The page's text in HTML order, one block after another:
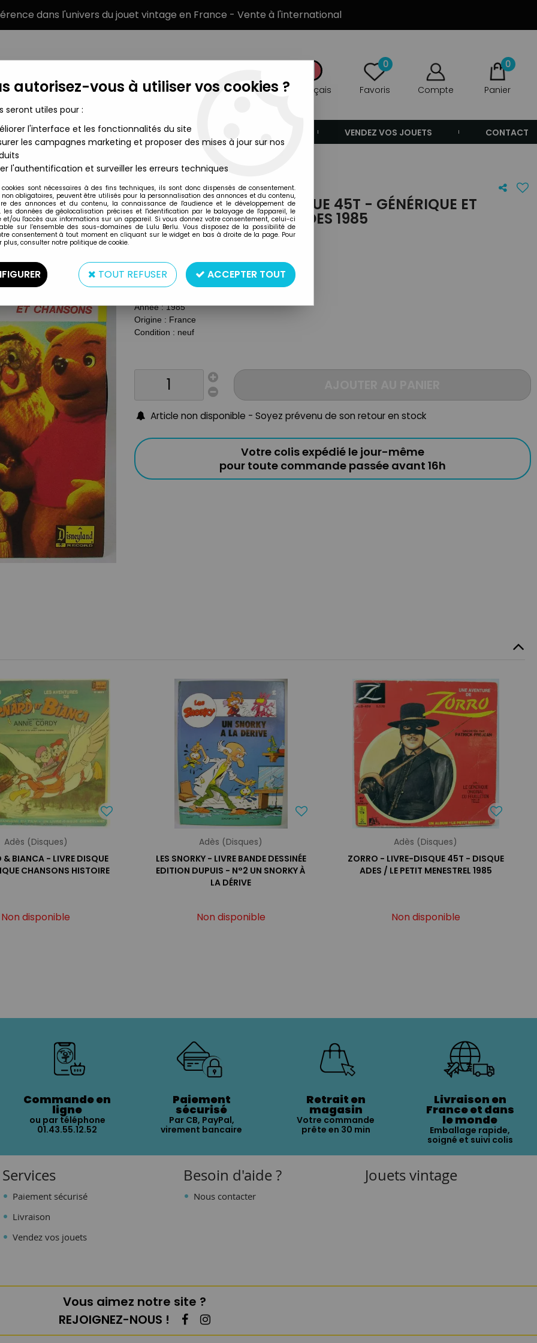
dans l'univers du jouet vintage en France - Vente à l'international
Français
0
Favoris Compte
0
Panier
MARQUES TYPE DE PRODUIT VENDEZ VOS JOUETS CONTACT
et Chansons - Disques Ades 1985
Adès (Disques)
WINNIE L'OURSON - DISQUE 45T - GÉNÉRIQUE ET
CHANSONS - DISQUES ADES 1985
Type : Disque
Matière : Vinyl
Année : 1985
Origine : France
Condition : neuf
Article non disponible - Soyez prévenu de son retour en stock
Votre colis expédié le jour-même
pour toute commande passée avant 16h
Adès (Disques)
& BIANCA - LIVRE DISQUE
CHANSONS HISTOIRE
Non disponible
Adès (Disques)
LES SNORKY - LIVRE BANDE DESSINÉE
EDITION DUPUIS - N°2 UN SNORKY À
LA DÉRIVE
Non disponible
Adès (Disques)
ZORRO - LIVRE-DISQUE 45T - DISQUE
ADES / LE PETIT MENESTREL 1985
Non disponible
Commande en
ligne
ou par téléphone
01.43.55.12.52
Paiement
sécurisé
Par CB, PayPal,
virement bancaire
Retrait en
magasin
Votre commande
prête en 30 min
Livraison en
France et dans
le monde
Emballage rapide,
soigné et suivi colis
Services
Paiement sécurisé
Livraison
Vendez vos jouets
Besoin d'aide ?
Nous contacter
Jouets vintage
Vous aimez notre site ?
REJOIGNEZ-NOUS !
autorisez-vous à utiliser vos cookies ?
seront utiles pour :
l'interface et les fonctionnalités du site
les campagnes marketing et proposer des mises à jour sur nos
l'authentification et surveiller les erreurs techniques
cookies sont nécessaires à des fins techniques, ils sont donc dispensés de consentement.
non obligatoires, peuvent être utilisés pour la personnalisation des annonces et du contenu,
des annonces et du contenu, la connaissance de l'audience et le développement de
les données de géolocalisation précises et l'identification par le balayage de l'appareil, le
et/ou l'accès aux informations sur un appareil. Si vous donnez votre consentement, celui-ci
sur l’ensemble des sous-domaines de Lulu Berlu. Vous disposez de la possibilité de
consentement à tout moment en cliquant sur le widget en bas à droite de la page. Pour
plus, consulter notre politique de cookie.
TOUT REFUSER ACCEPTER TOUT